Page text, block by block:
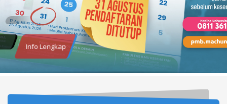
Info Lengkap